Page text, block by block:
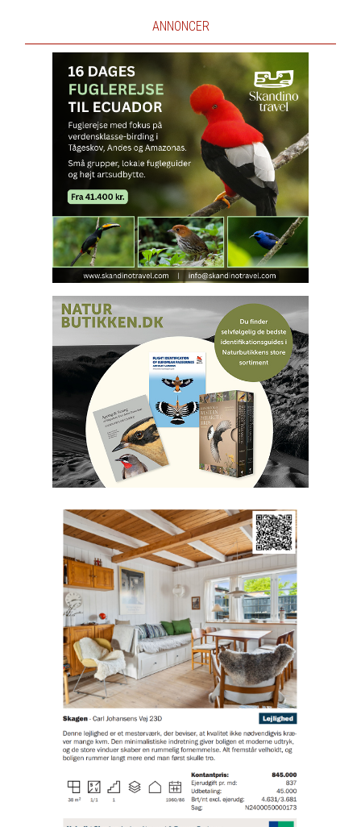
ANNONCER